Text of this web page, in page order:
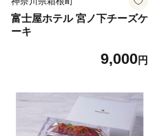
富士屋ホテル 宮ノ下チーズケ
ーキ
9,000円